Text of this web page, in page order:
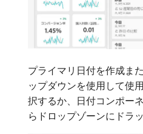
プライマリ日付を作成ま
ップダウンを使用して使
択するか、日付コンポー
らドロップゾーンにドラ